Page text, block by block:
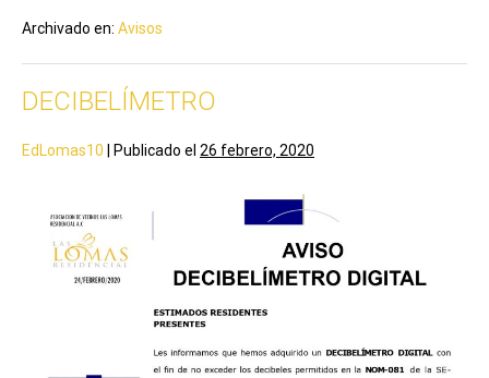
Archivado en: Avisos
DECIBELÍMETRO
EdLomas10 | Publicado el 26 febrero, 2020